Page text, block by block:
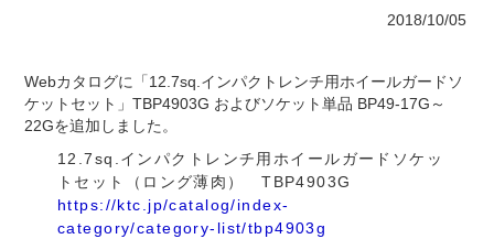
2018/10/05
Webカタログに「12.7sq.インパクトレンチ用ホイールガードソ
ケットセット」TBP4903G およびソケット単品 BP49-17G～
22Gを追加しました。
12.7sq.インパクトレンチ用ホイールガードソケッ
トセット（ロング薄肉） TBP4903G
https://ktc.jp/catalog/index-
category/category-list/tbp4903g